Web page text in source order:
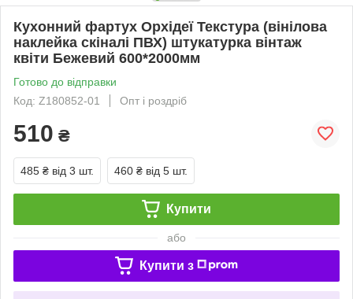
Кухонний фартух Орхідеї Текстура (вінілова
наклейка скіналі ПВХ) штукатурка вінтаж
квіти Бежевий 600*2000мм
Готово до відправки
Код: Z180852-01
Опт і роздріб
510 ₴
485 ₴ від 3 шт. 460 ₴ від 5 шт.
Купити
або
Купити з